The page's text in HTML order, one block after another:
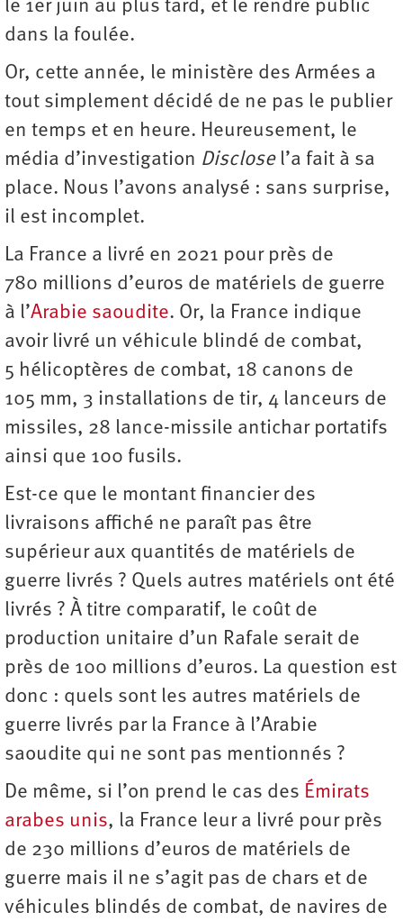
le 1er juin au plus tard, et le rendre public
dans la foulée.
Or, cette année, le ministère des Armées a
tout simplement décidé de ne pas le publier
en temps et en heure. Heureusement, le
média d’investigation Disclosel’a fait à sa
place. Nous l’avons analysé : sans surprise,
il est incomplet.
La France a livré en 2021 pour près de
780 millions d’euros de matériels de guerre
à l’Arabie saoudite. Or, la France indique
avoir livré un véhicule blindé de combat,
5 hélicoptères de combat, 18 canons de
105 mm, 3 installations de tir, 4 lanceurs de
missiles, 28 lance-missile antichar portatifs
ainsi que 100 fusils.
Est-ce que le montant financier des
livraisons affiché ne paraît pas être
supérieur aux quantités de matériels de
guerre livrés ? Quels autres matériels ont été
livrés ? À titre comparatif, le coût de
production unitaire d’un Rafale serait de
près de 100 millions d’euros. La question est
donc : quels sont les autres matériels de
guerre livrés par la France à l’Arabie
saoudite qui ne sont pas mentionnés ?
De même, si l’on prend le cas des Émirats
arabes unis, la France leur a livré pour près
de 230 millions d’euros de matériels de
guerre mais il ne s’agit pas de chars et de
véhicules blindés de combat, de navires de